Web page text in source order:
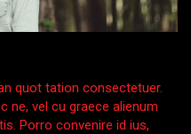
quot tation consectetuer.
ne, vel cu graece alienum
Porro convenire id ius,